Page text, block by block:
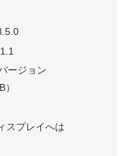
ージョン
スプレイへは